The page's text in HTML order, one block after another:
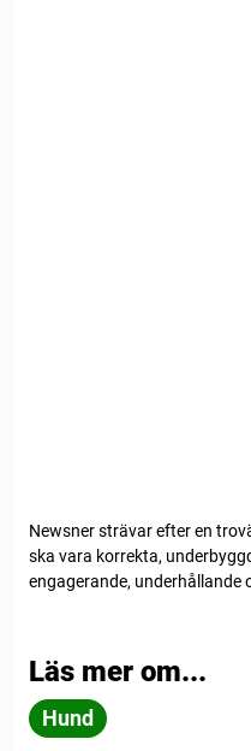
Newsner strävar efter en
ska vara korrekta,
engagerande, underhållande
Läs mer om...
Hund